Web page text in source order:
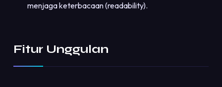
menjaga keterbacaan (readability).
Fitur Unggulan